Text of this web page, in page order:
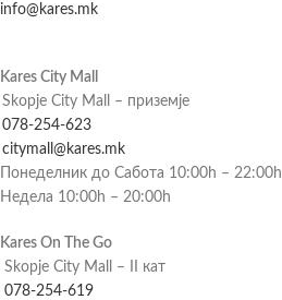
info@kares.mk
Kares City Mall
Skopje City Mall – приземје
078-254-623
citymall@kares.mk
Понеделник до Сабота 10:00h – 22:00h
Недела 10:00h – 20:00h
Kares On The Go
Skopje City Mall – II кат
078-254-619